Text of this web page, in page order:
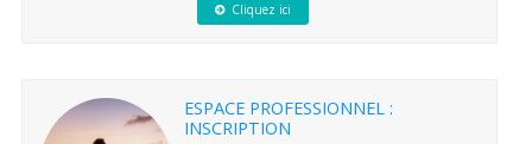
Cliquez ici
ESPACE PROFESSIONNEL :
INSCRIPTION